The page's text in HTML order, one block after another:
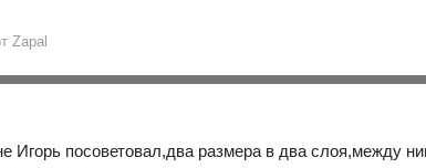
Zapal
Игорь посоветовал,два размера в два слоя,между